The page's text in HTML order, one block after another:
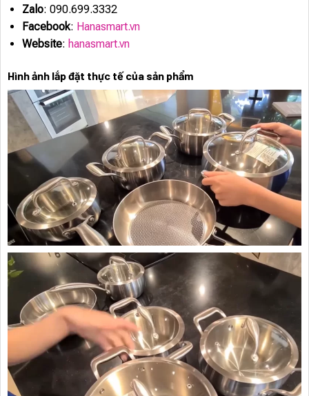
Zalo: 090.699.3332
Facebook: Hanasmart.vn
Website: hanasmart.vn
Hình ảnh lắp đặt thực tế của sản phẩm